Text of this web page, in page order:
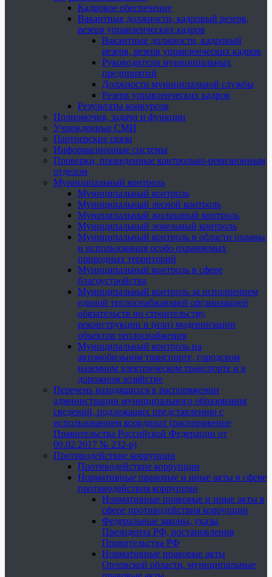
Кадровое обеспечение
Вакантные должности, кадровый резерв,
резерв управленческих кадров
Вакантные должности, кадровый
резерв, резерв управленческих кадров
Руководители муниципальных
предприятий
Должности муниципальной службы
Резерв управленческих кадров
Результаты конкурсов
Полномочия, задачи и функции
Учрежденные СМИ
Партнерские связи
Информационные системы
Проверки, проведенные контрольно-ревизионным
отделом
Муниципальный контроль
Муниципальный контроль
Муниципальный лесной контроль
Муниципальный жилищный контроль
Муниципальный земельный контроль
Муниципальный контроль в области охраны
и использования особо охраняемых
природных территорий
Муниципальный контроль в сфере
благоустройства
Муниципальный контроль за исполнением
единой теплоснабжающей организацией
обязательств по строительству,
реконструкции и (или) модернизации
объектов теплоснабжения
Муниципальный контроль на
автомобильном транспорте, городском
наземном электрическом транспорте и в
дорожном хозяйстве
Перечень находящихся в распоряжении
администрации муниципального образования
сведений, подлежащих представлению с
использованием координат (распоряжение
Правительства Российской Федерации от
09.02.2017 № 232-р)
Противодействие коррупции
Противодействие коррупции
Нормативные правовые и иные акты в сфере
противодействия коррупции
Нормативные правовые и иные акты в
сфере противодействия коррупции
Федеральные законы, указы
Президента РФ, постановления
Правительства РФ
Нормативные правовые акты
Орловской области, муниципальные